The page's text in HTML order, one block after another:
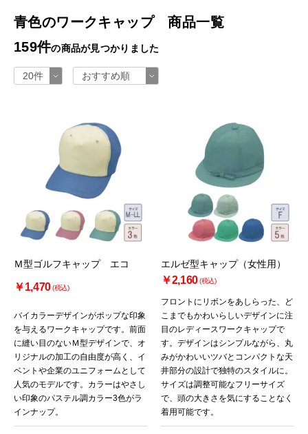
青色のワークキャップ 商品一覧
159件の商品が見つかりました
Ｍ型ゴルフキャップ エコ
￥1,470(税込)
バイカラーデザインがポップな印象
を与えるワークキャップです。前面
に縫い目のないＭ型デザインで、オ
リジナルの加工の自由度が高く、イ
ベントや企業のユニフォームとして
人気のモデルです。カラーはやさし
い印象のパステル調カラー3色がラ
インナップ。
エルゼ型キャップ（女性用）
￥2,160(税込)
フロントにリボンをあしらった、ど
こまでもかわいらしいデザインに注
目のレディースワークキャップで
す。デザインはシンプルながら、丸
みがかわいいツバとコンパクトな天
井部分の設計で独特のスタイルに。
サイズは調整可能なフリーサイズ
で、頭の大きさを気にすることなく
着用可能です。